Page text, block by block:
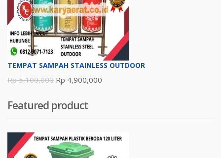
Rp 4,200,000.
TEMPAT SAMPAH STAINLESS OUTDOOR
Rp5,100,000 Harga
adalah:
Rp 5,100,000.
Rp 4,900,000
adalah:
Rp 4,900,000.
Featured product